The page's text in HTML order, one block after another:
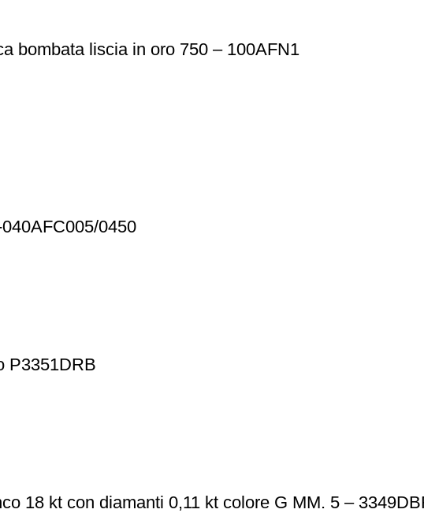
bombata liscia in oro 750 – 100AFN1
0450
P3351DRB
18 kt con diamanti 0,11 kt colore G MM. 5 –